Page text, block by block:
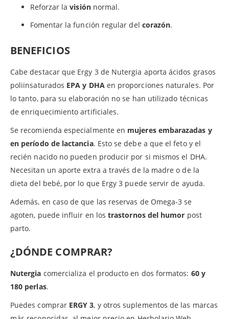
Reforzar lavisiónnormal.
Fomentar la función regular del corazón.
BENEFICIOS
Cabe destacar que Ergy 3 de Nutergia aporta ácidos grasos
poliinsaturados EPA y DHAen proporciones naturales. Por
lo tanto, para su elaboración no se han utilizado técnicas
de enriquecimiento artificiales.
Se recomienda especialmente en mujeres embarazadas y
en período de lactancia. Esto se debe a que el feto y el
recién nacido no pueden producir por si mismos el DHA.
Necesitan un aporte extra a través de la madre o de la
dieta del bebé, por lo que Ergy 3 puede servir de ayuda.
Además, en caso de que las reservas de Omega-3 se
agoten, puede influir en lostrastornos del humor post
parto.
¿DÓNDE COMPRAR?
Nutergia comercializa el producto en dos formatos: 60 y
180 perlas.
Puedes comprar ERGY 3, y otros suplementos de las marcas